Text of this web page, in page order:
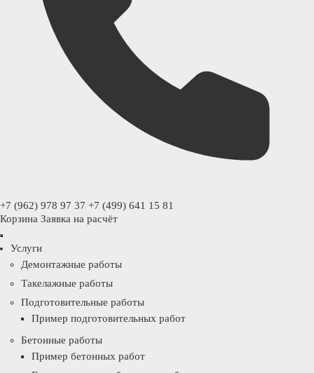
+7 (962) 978 97 37 +7 (499) 641 15 81
Корзина Заявка на расчёт
Услуги
Демонтажные работы
Такелажные работы
Подготовительные работы
Пример подготовительных работ
Бетонные работы
Пример бетонных работ